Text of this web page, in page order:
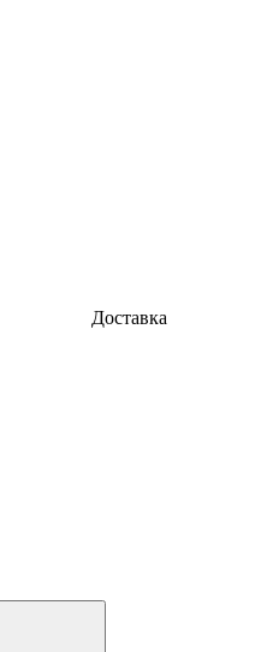
Доставка